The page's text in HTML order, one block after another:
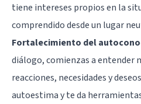
tiene intereses propios en la
comprendido desde un lugar
Fortalecimiento del
diálogo, comienzas a entender
reacciones, necesidades y
autoestima y te da